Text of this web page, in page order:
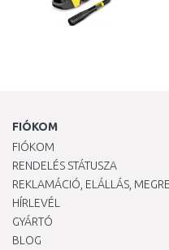
FIÓKOM
FIÓKOM
RENDELÉS STÁTUSZA
REKLAMÁCIÓ, ELÁLLÁS,
HÍRLEVÉL
GYÁRTÓ
BLOG